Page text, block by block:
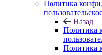
Политика
Назад
Политика
Политика